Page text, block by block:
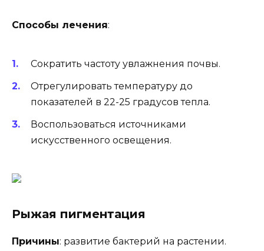
Способы лечения:
Сократить частоту увлажнения почвы.
Отрегулировать температуру до
показателей в 22-25 градусов тепла.
Воспользоваться источниками
искусственного освещения.
Рыжая пигментация
Причины: развитие бактерий на растении.